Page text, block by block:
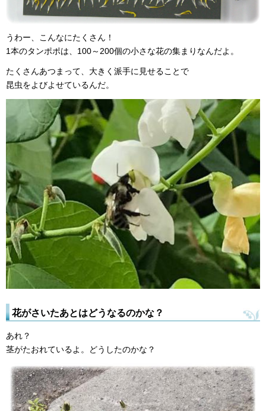
うわー、こんなにたくさん！
1本のタンポポは、100～200個の小さな花の集まりなんだよ。
たくさんあつまって、大きく派手に見せることで
昆虫をよびよせているんだ。
花がさいたあとはどうなるのかな？
あれ？
茎がたおれているよ。どうしたのかな？